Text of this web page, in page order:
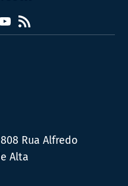
RSS
Rua Alfredo
Alta